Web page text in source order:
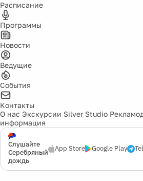
Расписание
Программы
Новости
Ведущие
События
Контакты
О нас Экскурсии Silver Studio
информация
Слушайте
Серебряный
дождь
App Store Google Play